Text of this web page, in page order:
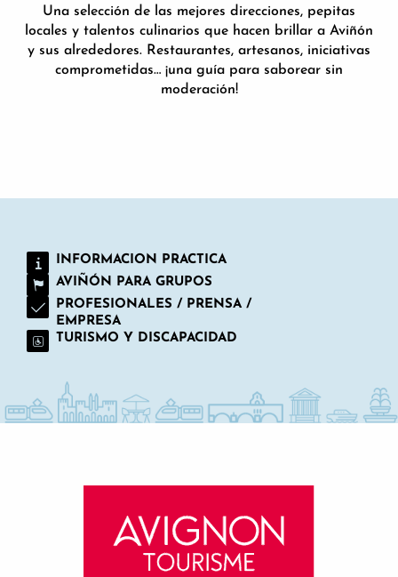
Vivotto
El Quai des Saveurs
Acto 2
Una selección de las mejores direcciones, pepitas
locales y talentos culinarios que hacen brillar a Aviñón
y sus alrededores. Restaurantes, artesanos, iniciativas
comprometidas… ¡una guía para saborear sin
moderación!
INFORMACION PRACTICA
AVIÑÓN PARA GRUPOS
PROFESIONALES / PRENSA /
EMPRESA
TURISMO Y DISCAPACIDAD